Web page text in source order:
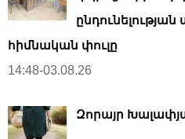
հիմնական փուլը
14:48-03.08.26
Զորայր